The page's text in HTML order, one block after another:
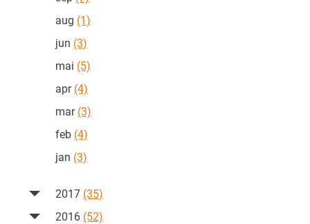
aug (1)
jun (3)
mai (5)
apr(4)
mar(3)
feb (4)
jan (3)
2017 (35)
2016 (52)